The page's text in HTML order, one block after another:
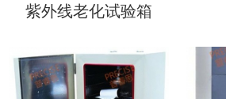
紫外线老化试验箱